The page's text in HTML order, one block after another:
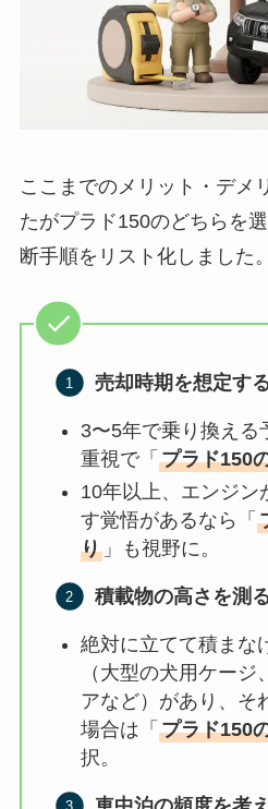
ここまでのメリット・デメ
たがプラド150のどちらを
断手順をリスト化しました。
売却時期を想定す
3〜5年で乗り換える
重視で「 プラド150
10年以上、エンジン
す覚悟があるなら「
り」も視野に。
積載物の高さを測
絶対に立てて積まな
（大型の犬用ケー
アなど）があり、そ
場合は「 プラド150
択。